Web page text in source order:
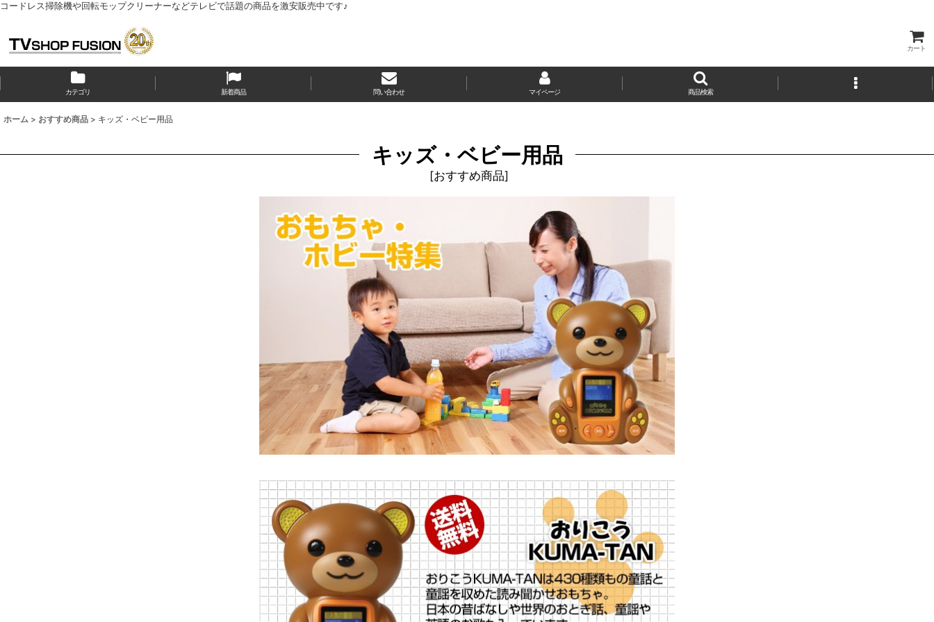
コードレス掃除機や回転モップクリーナーなどテレビで話題の商品を激安販売中です♪
カート
カテゴリ 新着商品 問い合わせ マイページ 商品検索
ホーム > おすすめ商品 > キッズ・ベビー用品
キッズ・ベビー用品
[おすすめ商品]